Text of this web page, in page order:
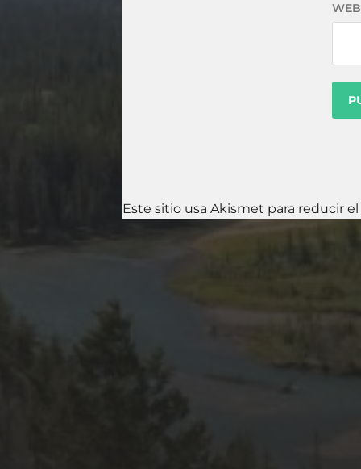
WEB
Este sitio usa Akismet para reducir